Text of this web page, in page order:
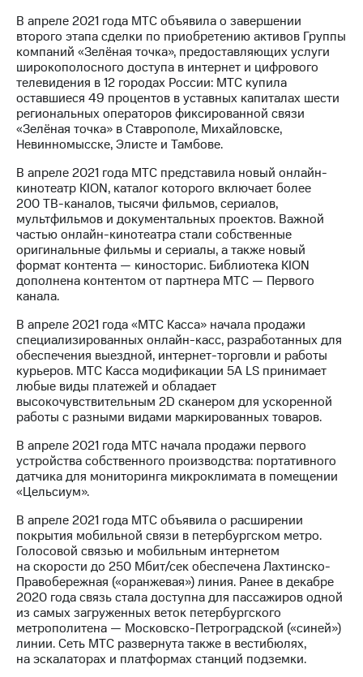
В апреле 2021 года МТС объявила о завершении
второго этапа сделки по приобретению активов Группы
компаний «Зелёная точка», предоставляющих услуги
широкополосного доступа в интернет и цифрового
телевидения в 12 городах России: МТС купила
оставшиеся 49 процентов в уставных капиталах шести
региональных операторов фиксированной связи
«Зелёная точка» в Ставрополе, Михайловске,
Невинномысске, Элисте и Тамбове.
В апреле 2021 года МТС представила новый онлайн-
кинотеатр KION, каталог которого включает более
200 ТВ-каналов, тысячи фильмов, сериалов,
мультфильмов и документальных проектов. Важной
частью онлайн-кинотеатра стали собственные
оригинальные фильмы и сериалы, а также новый
формат контента — киносторис. Библиотека KION
дополнена контентом от партнера МТС — Первого
канала.
В апреле 2021 года «МТС Касса» начала продажи
специализированных онлайн-касс, разработанных для
обеспечения выездной, интернет-торговли и работы
курьеров. МТС Касса модификации 5А LS принимает
любые виды платежей и обладает
высокочувствительным 2D сканером для ускоренной
работы с разными видами маркированных товаров.
В апреле 2021 года МТС начала продажи первого
устройства собственного производства: портативного
датчика для мониторинга микроклимата в помещении
«Цельсиум».
В апреле 2021 года МТС объявила о расширении
покрытия мобильной связи в петербургском метро.
Голосовой связью и мобильным интернетом
на скорости до 250 Мбит/сек обеспечена Лахтинско-
Правобережная («оранжевая») линия. Ранее в декабре
2020 года связь стала доступна для пассажиров одной
из самых загруженных веток петербургского
метрополитена — Московско-Петроградской («синей»)
линии. Сеть МТС развернута также в вестибюлях,
на эскалаторах и платформах станций подземки.